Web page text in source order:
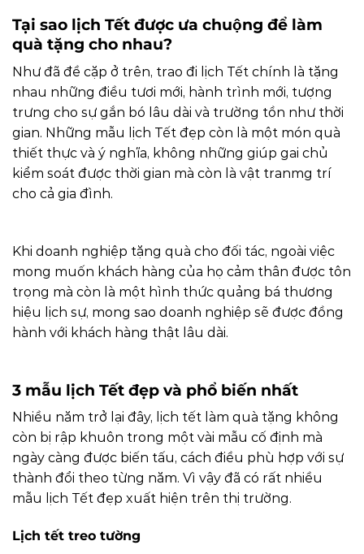
Tại sao lịch Tết được ưa chuộng để làm
quà tặng cho nhau?
Như đã đề cặp ở trên, trao đi lịch Tết chính là tặng
nhau những điều tươi mới, hành trình mới, tượng
trưng cho sự gắn bó lâu dài và trường tồn như thời
gian. Những mẫu lịch Tết đẹp còn là một món quà
thiết thực và ý nghĩa, không những giúp gai chủ
kiểm soát được thời gian mà còn là vật tranmg trí
cho cả gia đình.
Khi doanh nghiệp tặng quà cho đối tác, ngoài việc
mong muốn khách hàng của họ cảm thân được tôn
trọng mà còn là một hình thức quảng bá thương
hiệu lịch sự, mong sao doanh nghiệp sẽ được đồng
hành với khách hàng thật lâu dài.
3 mẫu lịch Tết đẹp và phổ biến nhất
Nhiều năm trở lại đây, lịch tết làm quà tặng không
còn bị rập khuôn trong một vài mẫu cố định mà
ngày càng được biến tấu, cách điều phù hợp với sự
thành đổi theo từng năm. Vì vậy đã có rất nhiều
mẫu lịch Tết đẹp xuất hiện trên thị trường.
Lịch tết treo tường